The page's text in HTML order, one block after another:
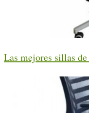
Las mejores sillas